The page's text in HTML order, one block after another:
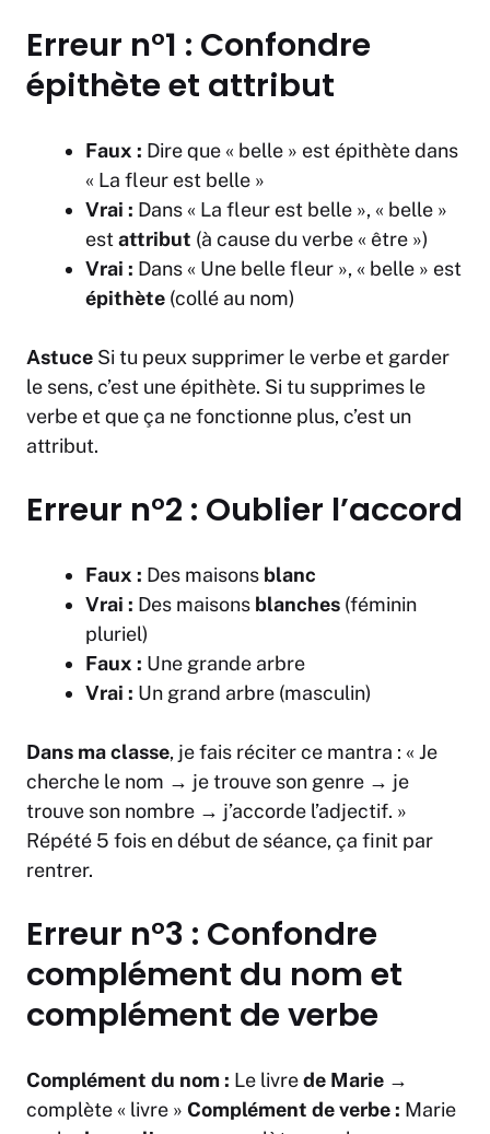
Erreur n°1 : Confondre
épithète et attribut
Faux : Dire que « belle » est épithète dans
« La fleur est belle »
Vrai : Dans « La fleur est belle », « belle »
est attribut (à cause du verbe « être »)
Vrai : Dans « Une belle fleur », « belle » est
épithète (collé au nom)
Astuce Si tu peux supprimer le verbe et garder
le sens, c’est une épithète. Si tu supprimes le
verbe et que ça ne fonctionne plus, c’est un
attribut.
Erreur n°2 : Oublier l’accord
Faux : Des maisons blanc
Vrai : Des maisons blanches (féminin
pluriel)
Faux : Une grande arbre
Vrai : Un grand arbre (masculin)
Dans ma classe, je fais réciter ce mantra : « Je
cherche le nom → je trouve son genre → je
trouve son nombre → j’accorde l’adjectif. »
Répété 5 fois en début de séance, ça finit par
rentrer.
Erreur n°3 : Confondre
complément du nom et
complément de verbe
Complément du nom : Le livrede Marie →
complète « livre » Complément de verbe : Marie